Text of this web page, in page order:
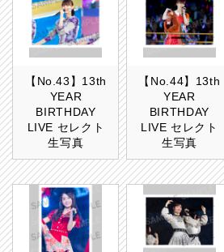
【No.43】13th
YEAR
BIRTHDAY
LIVE セレクト
生写真
【No.44】13th
YEAR
BIRTHDAY
LIVE セレクト
生写真